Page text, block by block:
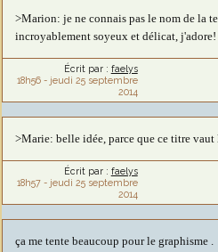
>Marion: je ne connais pas le nom de la
incroyablement soyeux et délicat, j'adore!
Écrit par : faelys
18h56- jeudi 25 septembre
2014
>Marie: belle idée, parce que ce titre
Écrit par : faelys
18h57- jeudi 25 septembre
2014
ça me tente beaucoup pour le graphisme .